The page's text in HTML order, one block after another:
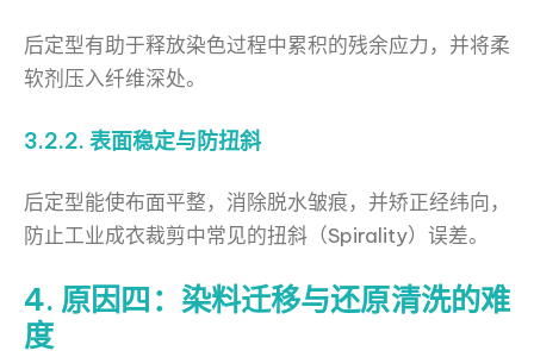
后定型有助于释放染色过程中累积的残余应力，并将柔
软剂压入纤维深处。
3.2.2. 表面稳定与防扭斜
后定型能使布面平整，消除脱水皱痕，并矫正经纬向，
防止工业成衣裁剪中常见的扭斜（Spirality）误差。
4. 原因四：染料迁移与还原清洗的难
度